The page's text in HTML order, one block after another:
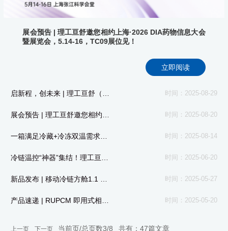
展会预告 | 理工亘舒邀您相约上海·2026 DIA药物信息大会
暨展览会，5.14-16，TC09展位见！
立即阅读
时间：2025-08-29
时间：2025-08-20
时间：2025-08-14
时间：2025-06-20
时间：2025-05-27
时间：2025-05-20
上一页 下一页 当前页/总页数3/8 共有： 47篇文章